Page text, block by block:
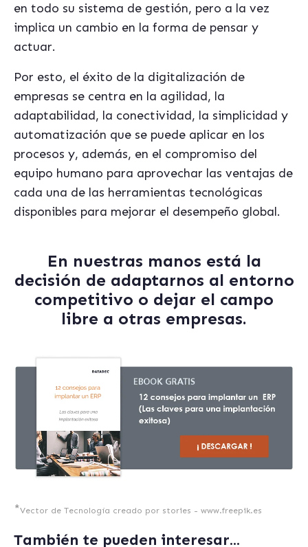
en todo su sistema de gestión, pero a la vez
implica un cambio en la forma de pensar y
actuar.
Por esto, el éxito de la digitalización de
empresas se centra en la agilidad, la
adaptabilidad, la conectividad, la simplicidad y
automatización que se puede aplicar en los
procesos y, además, en el compromiso del
equipo humano para aprovechar las ventajas de
cada una de las herramientas tecnológicas
disponibles para mejorar el desempeño global.
En nuestras manos está la
decisión de adaptarnos al entorno
competitivo o dejar el campo
libre a otras empresas.
*Vector de Tecnología creado por stories - www.freepik.es
También te pueden interesar...